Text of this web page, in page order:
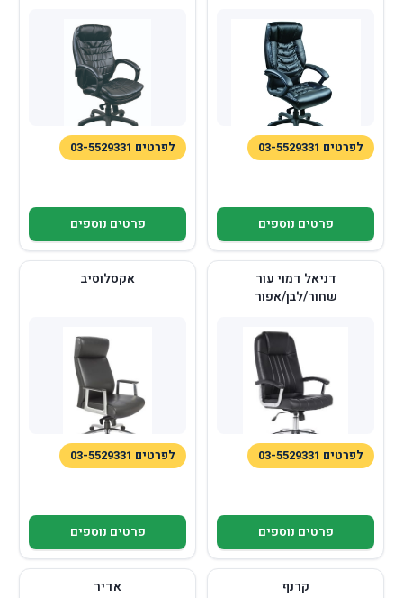
לפרטים 03-5529331
פרטים נוספים
לפרטים 03-5529331
פרטים נוספים
דניאל דמוי עור
שחור/לבן/אפור
לפרטים 03-5529331
פרטים נוספים
אקסלוסיב
לפרטים 03-5529331
פרטים נוספים
קרנף אדיר